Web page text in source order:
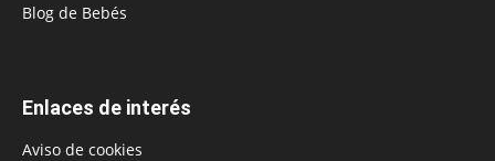
Blog de Bebés
Enlaces de interés
Aviso de cookies